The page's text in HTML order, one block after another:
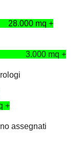
mq +
mq +
assegnati